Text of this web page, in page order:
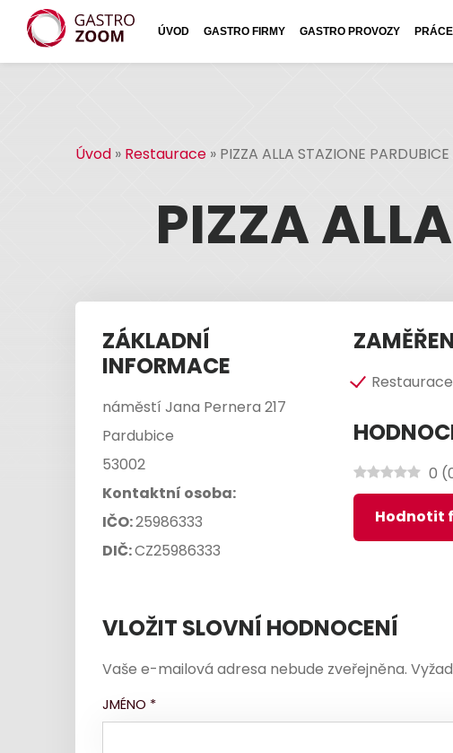
ÚVOD GASTRO FIRMY GASTRO PROVOZY
Úvod » Restaurace » PIZZA ALLA STAZIONE PARDUBICE
PIZZA
ZÁKLADNÍ
INFORMACE
náměstí Jana Pernera 217
Pardubice
53002
Kontaktní osoba:
IČO:25986333
DIČ:CZ25986333
Restaurace
0 (
Hodnotit
VLOŽIT SLOVNÍ HODNOCENÍ
Vaše e-mailová adresa nebude zveřejněna.
JMÉNO *